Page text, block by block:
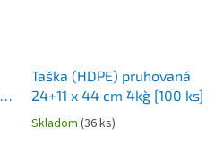
Taška (HDPE) pruhovaná
24+11 x 44 cm `4kg` [100 ks]
Skladom (36 ks)